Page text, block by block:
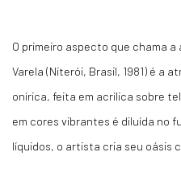
O primeiro aspecto que chama
Varela (Niterói, Brasil, 1981) é a
onírica, feita em acrílica sobre
em cores vibrantes é diluída no
líquidos, o artista cria seu oásis